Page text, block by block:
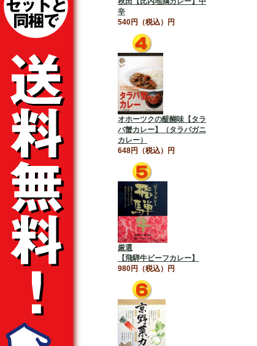
辛
540円（税込）円
オホーツクの醍醐味【タラ
バ蟹カレー】（タラバガニ
カレー）
648円（税込）円
厳選
【飛騨牛ビーフカレー】
980円（税込）円